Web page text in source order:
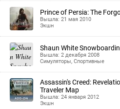
Prince of Persia: The
Вышла: 21 мая 2010
Экшн
Shaun White
Вышла: 2 декабря 2008
Симуляторы, Спортивные
Assassin's Creed:
Traveler Map
Вышла: 24 января 2012
Экшн